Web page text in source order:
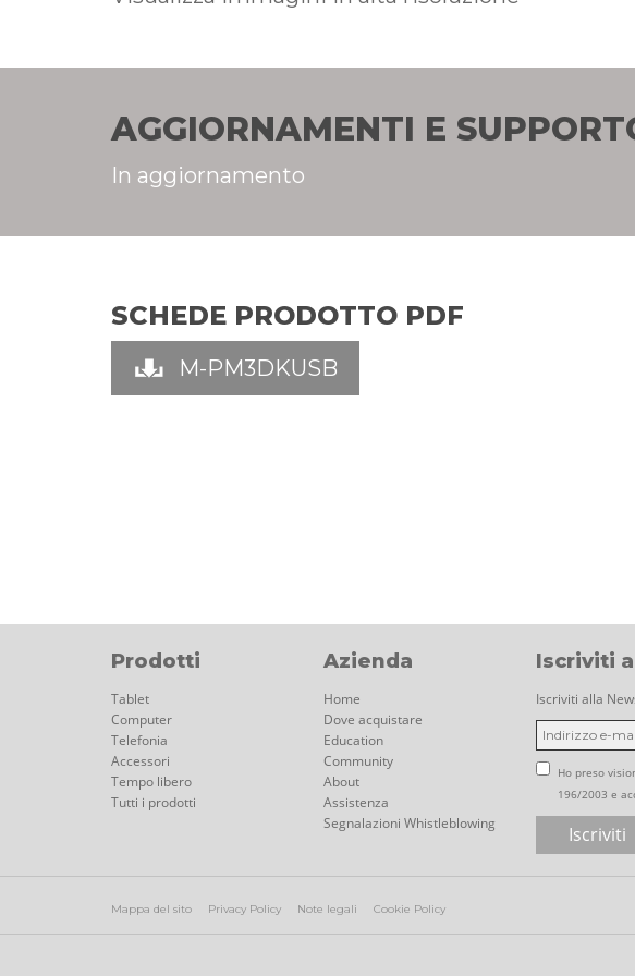
AGGIORNAMENTI E
In aggiornamento
SCHEDE PRODOTTO PDF
M-PM3DKUSB
Prodotti
Tablet
Computer
Telefonia
Accessori
Tempo libero
Tutti i prodotti
Azienda
Home
Dove acquistare
Education
Community
About
Assistenza
Segnalazioni Whistleblowing
Iscriviti
Iscriviti alla
Ho preso
196/2003 e
Mappa del sito Privacy Policy Note legali Cookie Policy